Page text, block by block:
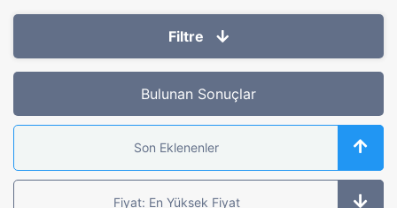
Filtre
Bulunan Sonuçlar
Son Eklenenler
Fiyat: En Yüksek Fiyat